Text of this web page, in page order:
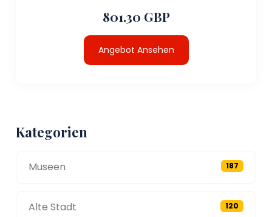
801.30 GBP
Angebot Ansehen
Kategorien
Museen 187
Alte Stadt 120